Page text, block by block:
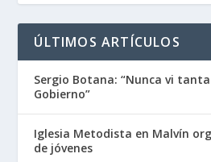
ÚLTIMOS ARTÍCULOS
Sergio Botana: “Nunca vi
Gobierno”
Iglesia Metodista en Malvín
de jóvenes